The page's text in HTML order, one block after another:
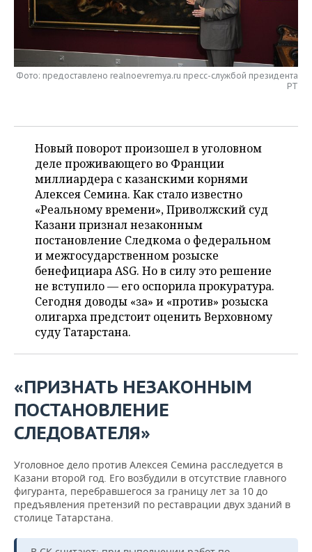
ОПК
ЭНЕРГЕТИКА
ТРАНСПОРТ
IT
ТЕЛЕКОММУНИКАЦИИ
НОВОСТИ МЕРОПРИЯТИЙ
БИЗНЕС-БРАНЧИ
СПОРТ
ФУТБОЛ
ВОЛЕЙБОЛ
КИБЕРСПОРТ
ФИГУРНОЕ КАТАНИЕ
ВОДНЫЕ ВИДЫ СПОРТА
ХОККЕЙ С МЯЧОМ
НОВОСТИ ОБЩЕСТВА
ИСТОРИЯ
КУЛЬТУРА
МЕДИЦИНА
ОБРАЗОВАНИЕ
ПРОИСШЕСТВИЯ
ФОТОГАЛЕРЕЯ
СПИСОК ПЕРСОН
СПИСОК КОМПАНИЙ
ПОЛНАЯ ВЕРСИЯ
Фото: предоставлено realnoevremya.ru пресс-службой президента
РТ
Новый поворот произошел в уголовном
деле проживающего во Франции
миллиардера с казанскими корнями
Алексея Семина. Как стало известно
«Реальному времени», Приволжский суд
Казани признал незаконным
постановление Следкома о федеральном
и межгосударственном розыске
бенефициара ASG. Но в силу это решение
не вступило — его оспорила прокуратура.
Сегодня доводы «за» и «против» розыска
олигарха предстоит оценить Верховному
суду Татарстана.
«ПРИЗНАТЬ НЕЗАКОННЫМ
ПОСТАНОВЛЕНИЕ
СЛЕДОВАТЕЛЯ»
Уголовное дело против Алексея Семина расследуется в
Казани второй год. Его возбудили в отсутствие главного
фигуранта, перебравшегося за границу лет за 10 до
предъявления претензий по реставрации двух зданий в
столице Татарстана.